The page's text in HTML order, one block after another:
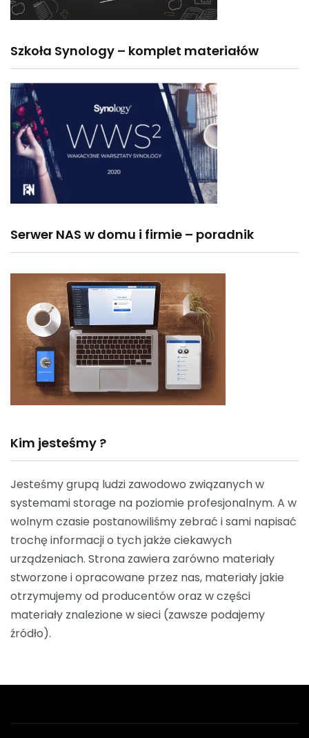
Szkoła Synology – komplet materiałów
Serwer NAS w domu i firmie – poradnik
Kim jesteśmy ?
Jesteśmy grupą ludzi zawodowo związanych w
systemami storage na poziomie profesjonalnym. A w
wolnym czasie postanowiliśmy zebrać i sami napisać
trochę informacji o tych jakże ciekawych
urządzeniach. Strona zawiera zarówno materiały
stworzone i opracowane przez nas, materiały jakie
otrzymujemy od producentów oraz w części
materiały znalezione w sieci (zawsze podajemy
źródło).